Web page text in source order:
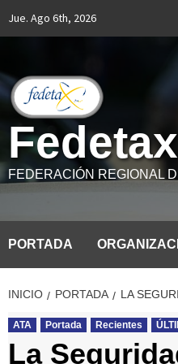
Jue. Ago 6th, 2026
Fedetax
FEDERACIÓN REGIONAL
PORTADA
INICIO PORTADA LA
ATA Portada Recientes
La